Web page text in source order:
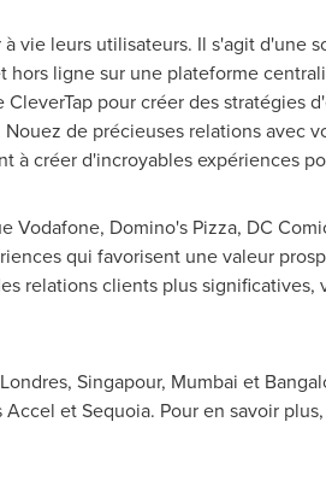
vie leurs utilisateurs. Il s'agit d'une
ligne sur une plateforme
pour créer des stratégies
de précieuses relations avec
à créer d'incroyables expériences
Domino's Pizza, DC
qui favorisent une valeur
relations clients plus
Singapour, Mumbai et
et Sequoia. Pour en savoir